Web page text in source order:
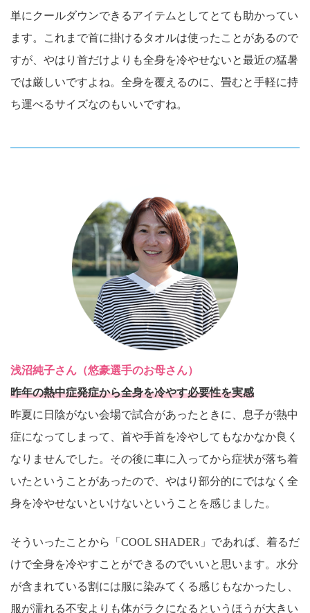
単にクールダウンできるアイテムとしてとても助かってい
ます。これまで首に掛けるタオルは使ったことがあるので
すが、やはり首だけよりも全身を冷やせないと最近の猛暑
では厳しいですよね。全身を覆えるのに、畳むと手軽に持
ち運べるサイズなのもいいですね。
浅沼純子さん（悠豪選手のお母さん）
昨年の熱中症発症から全身を冷やす必要性を実感
昨夏に日陰がない会場で試合があったときに、息子が熱中
症になってしまって、首や手首を冷やしてもなかなか良く
なりませんでした。その後に車に入ってから症状が落ち着
いたということがあったので、やはり部分的にではなく全
身を冷やせないといけないということを感じました。
そういったことから「COOL SHADER」であれば、着るだ
けで全身を冷やすことができるのでいいと思います。水分
が含まれている割には服に染みてくる感じもなかったし、
服が濡れる不安よりも体がラクになるというほうが大きい